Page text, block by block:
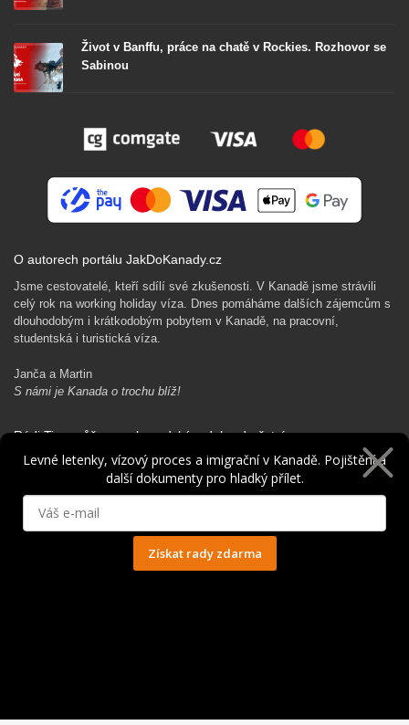
Život v Banffu, práce na chatě v Rockies. Rozhovor se
Sabinou
O autorech portálu JakDoKanady.cz
Jsme cestovatelé, kteří sdílí své zkušenosti. V Kanadě jsme strávili
celý rok na working holiday víza. Dnes pomáháme dalších zájemcům s
dlouhodobým i krátkodobým pobytem v Kanadě, na pracovní,
studentská i turistická víza.
Janča a Martin
S námi je Kanada o trochu blíž!
Rádi Ti pomůžeme s kanadským dobrodružstvím…
Levné letenky, vízový proces a imigrační v Kanadě. Pojištění a
další dokumenty pro hladký přílet.
Získat rady zdarma